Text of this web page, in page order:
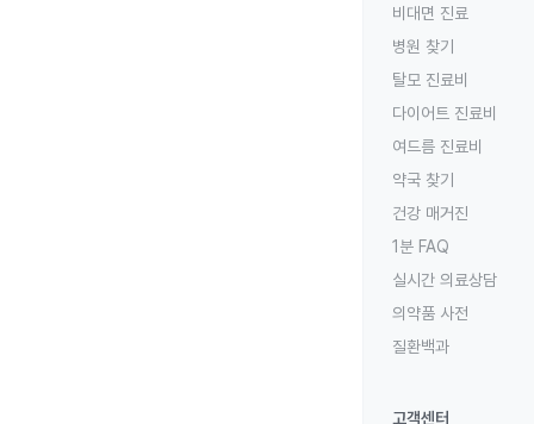
비대면 진료
병원 찾기
탈모 진료비
다이어트 진료비
여드름 진료비
약국 찾기
건강 매거진
1분 FAQ
실시간 의료상담
의약품 사전
질환백과
고객센터